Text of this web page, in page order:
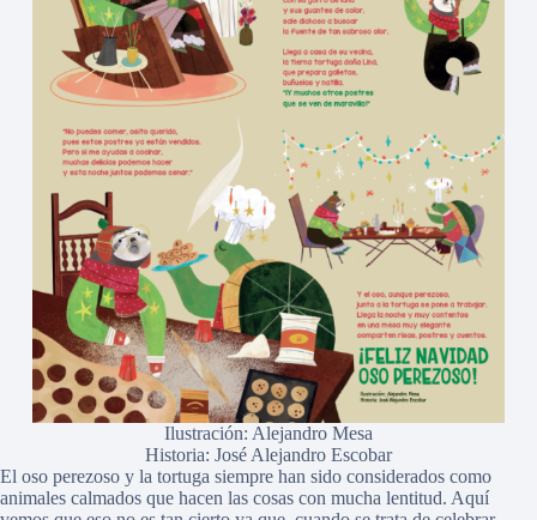
Ilustración: Alejandro Mesa
Historia: José Alejandro Escobar
El oso perezoso y la tortuga siempre han sido considerados como
animales calmados que hacen las cosas con mucha lentitud. Aquí